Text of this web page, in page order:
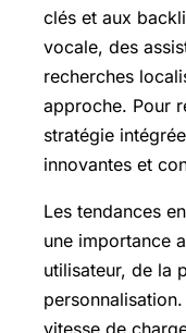
clés et aux
vocale, des
recherches
approche. Pour
stratégie
innovantes et
Les tendances
une importance
utilisateur, de la
vitesse de